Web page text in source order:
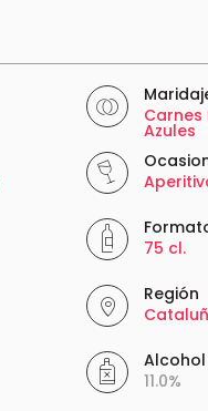
Carnes
Azules
75 cl.
Región
Alcohol
11.0%